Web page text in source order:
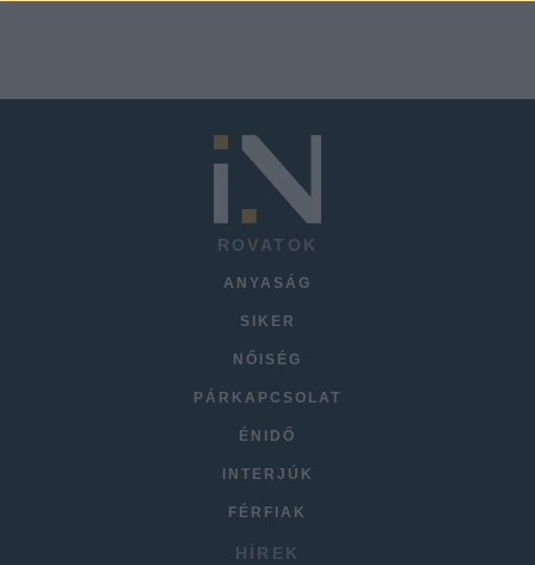
ROVATOK
ANYASÁG
SIKER
NŐISÉG
PÁRKAPCSOLAT
ÉNIDŐ
INTERJÚK
FÉRFIAK
HÍREK